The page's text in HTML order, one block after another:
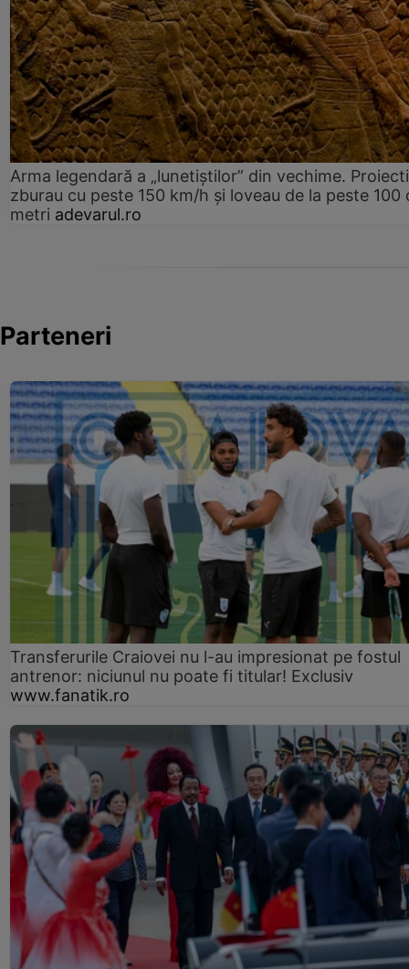
Arma legendară a „lunetiștilor” din vechime.
zburau cu peste 150 km/h și loveau de la peste 100
metri adevarul.ro
Parteneri
Transferurile Craiovei nu l-au impresionat pe fostul
antrenor: niciunul nu poate fi titular! Exclusiv
www.fanatik.ro